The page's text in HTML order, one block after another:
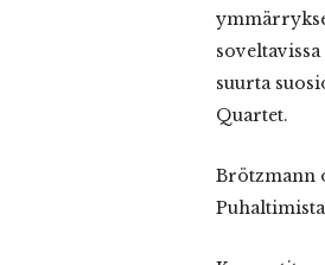
suurta
Quartet.
Brötzmann